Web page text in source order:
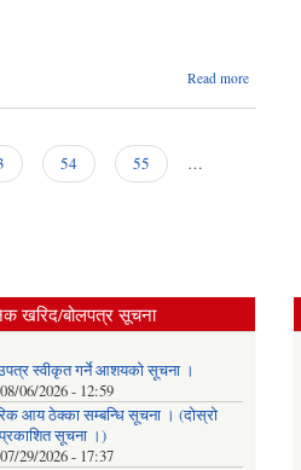
Read more
54 55
…
खरिद/बोलपत्र सूचना
स्वीकृत गर्ने आशयको सूचना ।
08/06/2026 - 12:59
आय ठेक्का सम्बन्धि सूचना । (दोस्रो
सूचना ।)
07/29/2026 - 17:37